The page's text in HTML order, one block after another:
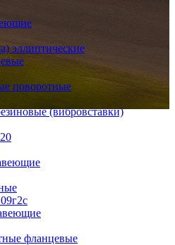
эллиптические
поворотные
(вибровставки)
фланцевые